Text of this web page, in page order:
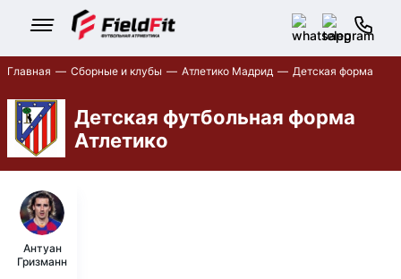
Главная Сборные и клубы Атлетико Мадрид Детская форма
Детская футбольная форма
Атлетико
Антуан
Гризманн